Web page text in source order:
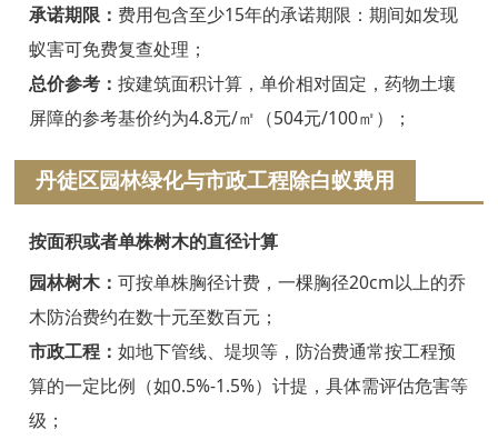
武义白蚁防治
浦江白蚁防治
磐安白蚁防治
衢州白蚁防治
江山白蚁防治
常山白蚁防治
开化白蚁防治
龙游白蚁防治
舟山白蚁防治
承诺期限： 费用包含至少15年的承诺期限：期间如发现
蚁害可免费复查处理；
总价参考： 按建筑面积计算，单价相对固定，药物土壤
屏障的参考基价约为4.8元/㎡（504元/100㎡）；
丹徒区园林绿化与市政工程除白蚁费用
按面积或者单株树木的直径计算
园林树木： 可按单株胸径计费，一棵胸径20cm以上的乔
木防治费约在数十元至数百元；
市政工程： 如地下管线、堤坝等，防治费通常按工程预
算的一定比例（如0.5%-1.5%）计提，具体需评估危害等
级；